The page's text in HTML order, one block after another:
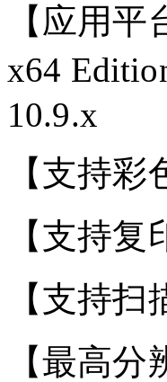
【应用
x64
10.9.x
【支持彩
【支持复
【支持扫
【最高